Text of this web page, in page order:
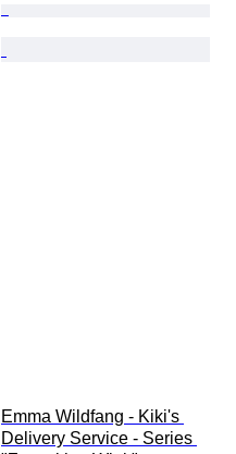
Emma Wildfang - Kiki's
Delivery Service - Series